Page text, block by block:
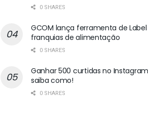
0 SHARES
GCOM lança ferramenta de
franquias de alimentação
0 SHARES
Ganhar 500 curtidas no
saiba como!
0 SHARES